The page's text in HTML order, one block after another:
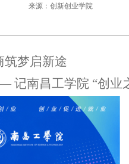
来源：创新创业学院
筑梦启新途
记南昌工学院 “创业